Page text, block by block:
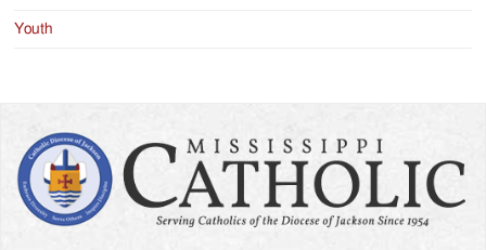
Youth